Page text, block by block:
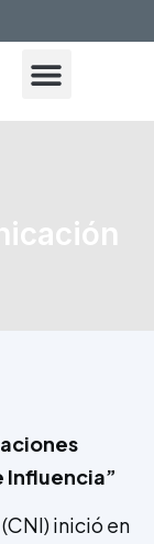
Influencia”
inició en